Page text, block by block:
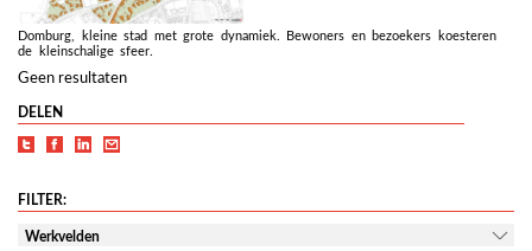
Domburg, kleine stad met grote dynamiek. Bewoners en bezoekers koesteren
de kleinschalige sfeer.
Geen resultaten
DELEN
FILTER:
Werkvelden